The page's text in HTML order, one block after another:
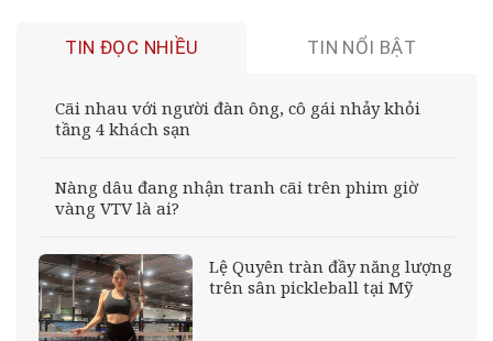
TIN ĐỌC NHIỀU TIN NỔI BẬT
Cãi nhau với người đàn ông, cô gái nhảy khỏi
tầng 4 khách sạn
Nàng dâu đang nhận tranh cãi trên phim giờ
vàng VTV là ai?
Lệ Quyên tràn đầy năng lượng
trên sân pickleball tại Mỹ